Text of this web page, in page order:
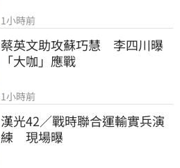
1小時前
蔡英文助攻蘇巧慧　李四川曝
「大咖」應戰
1小時前
漢光42／戰時聯合運輸實兵演
練　現場曝